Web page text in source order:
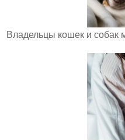
Владельцы кошек и собак